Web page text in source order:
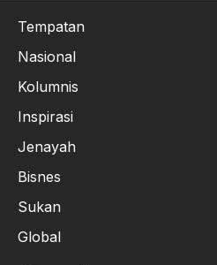
Tempatan
Nasional
Kolumnis
Inspirasi
Jenayah
Bisnes
Sukan
Global